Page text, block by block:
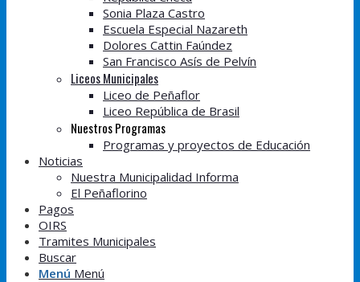
Sonia Plaza Castro
Escuela Especial Nazareth
Dolores Cattin Faúndez
San Francisco Asís de Pelvín
Liceos Municipales
Liceo de Peñaflor
Liceo República de Brasil
Nuestros Programas
Programas y proyectos de Educación
Noticias
Nuestra Municipalidad Informa
El Peñaflorino
Pagos
OIRS
Tramites Municipales
Buscar
Menú Menú